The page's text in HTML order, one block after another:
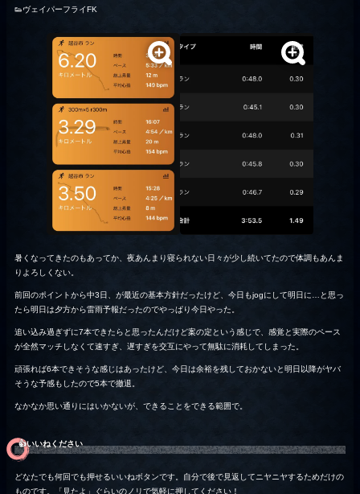
👟ヴェイパーフライFK
暑くなってきたのもあってか、夜あんまり寝られない日々が少し続いてたので体調もあんま
りよろしくない。
前回のポイントから中3日、が最近の基本方針だったけど、今日もjogにして明日に…と思っ
たら明日は夕方から雷雨予報だったのでやっぱり今日やった。
追い込み過ぎずに7本できたらと思ったんだけど案の定という感じで、感覚と実際のペース
が全然マッチしなくて速すぎ、遅すぎを交互にやって無駄に消耗してしまった。
頑張れば6本できそうな感じはあったけど、今日は余裕を残しておかないと明日以降がヤバ
そうな予感もしたので5本で撤退。
なかなか思い通りにはいかないが、できることをできる範囲で。
👍️いいねください
どなたでも何回でも押せるいいねボタンです。自分で後で見返してニヤニヤするためだけの
ものです。「見たよ」ぐらいのノリで気軽に押してください！